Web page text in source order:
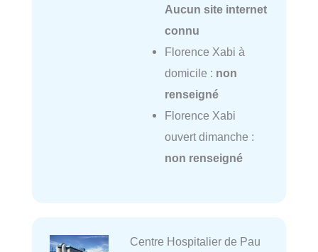
Aucun site internet
connu
Florence Xabi à
domicile : non
renseigné
Florence Xabi
ouvert dimanche :
non renseigné
Centre Hospitalier de Pau